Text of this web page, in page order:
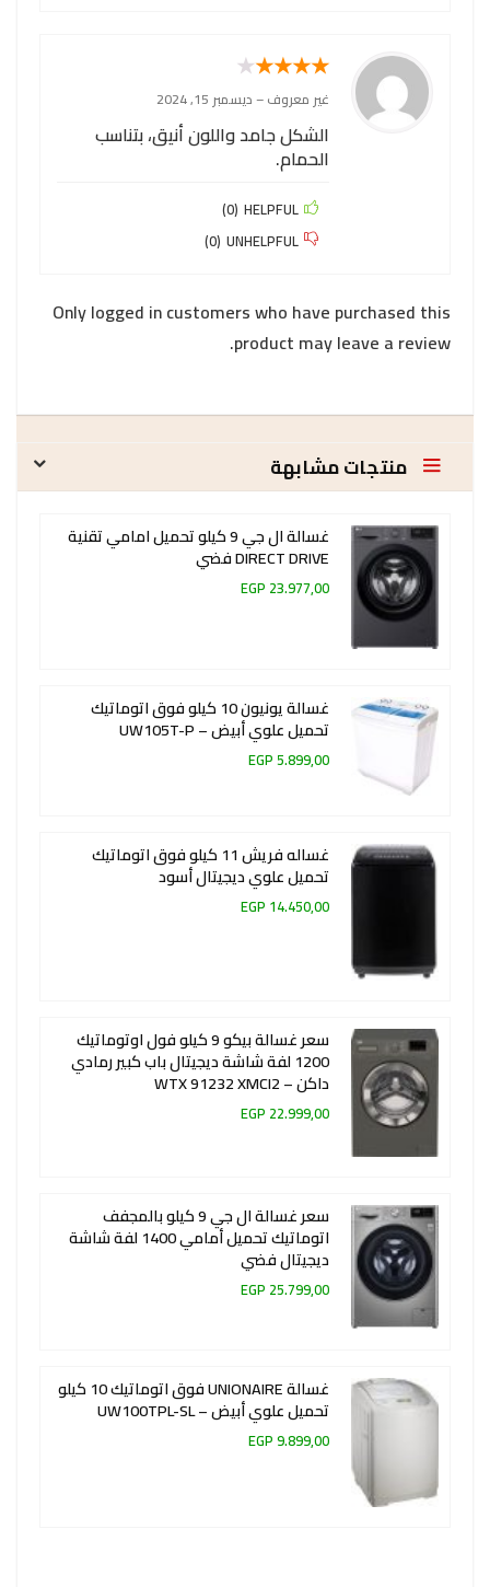
★
★
★
★
★
غير معروف–ديسمبر 15, 2024
الشكل جامد واللون أنيق، بتناسب
الحمام.
HELPFUL
(
0
)
UNHELPFUL
(
0
)
Only logged in customers who have purchased this
product may leave a review.
منتجات مشابهة
غسالة ال جي 9 كيلو تحميل امامي تقنية
DIRECT DRIVE فضي
23.977,00 EGP
غسالة يونيون 10 كيلو فوق اتوماتيك
تحميل علوي أبيض – UW105T-P
5.899,00 EGP
غساله فريش 11 كيلو فوق اتوماتيك
تحميل علوي ديجيتال أسود
14.450,00 EGP
سعر غسالة بيكو 9 كيلو فول اوتوماتيك
1200 لفة شاشة ديجيتال باب كبير رمادي
داكن – WTX 91232 XMCI2
22.999,00 EGP
سعر غسالة ال جي 9 كيلو بالمجفف
اتوماتيك تحميل أمامي 1400 لفة شاشة
ديجيتال فضي
25.799,00 EGP
غسالة UNIONAIRE فوق اتوماتيك 10 كيلو
تحميل علوي أبيض – UW100TPL-SL
9.899,00 EGP